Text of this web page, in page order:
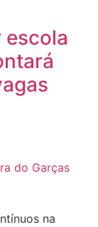
escola
na